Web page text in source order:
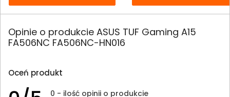
Opinie o produkcie ASUS TUF Gaming A15
FA506NC FA506NC-HN016
Oceń produkt
0 - ilość opinii o produkcie